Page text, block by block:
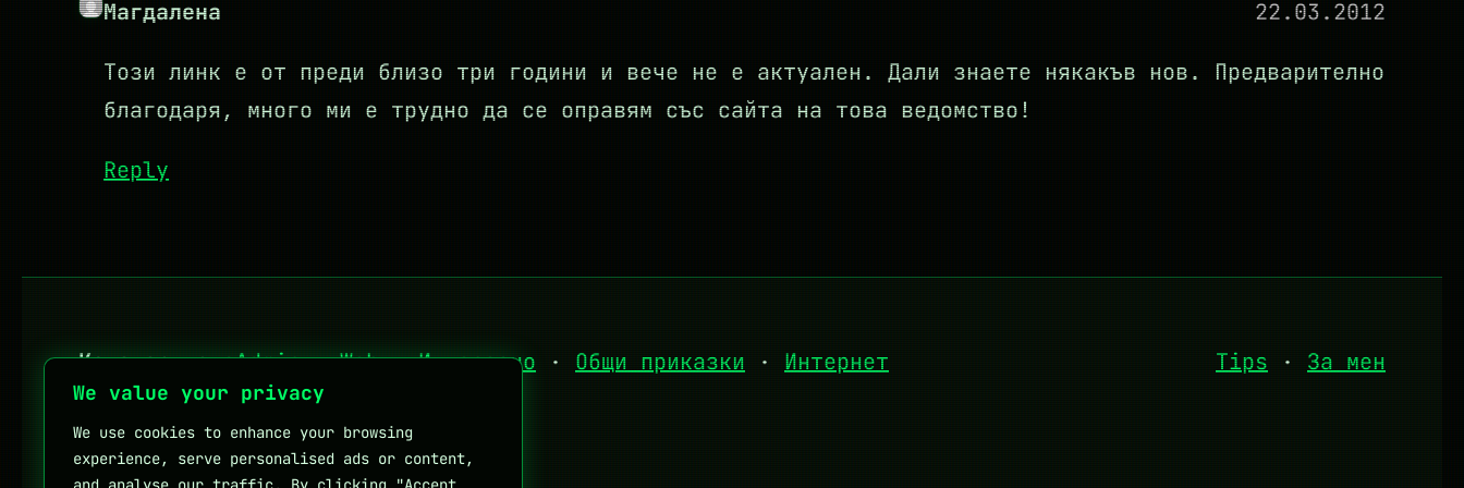
We value your privacy
We use cookies to enhance your browsing
experience, serve personalised ads or content,
Магдалена 22.03.2012
Този линк е от преди близо три години и вече не е актуален. Дали знаете някакъв нов. Предварително
благодаря, много ми е трудно да се оправям със сайта на това ведомство!
Reply
Категории: sAdmin·Web·Интересно · Общи приказки · Интернет Tips · За мен
Личен блог на Мартин Петров